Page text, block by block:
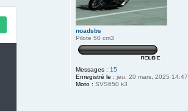
noadsbs
Pilote 50 cm3
Messages : 15
Enregistré le : jeu. 20 mars, 2025 14:47
Moto : SVS650 k3